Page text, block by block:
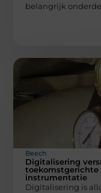
belangrijk
Beech
Digitalisering
toekomstgerichte
instrumentatie
Digitalisering is